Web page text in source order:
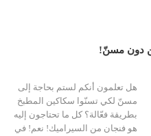
دون مسنّ!
هل تعلمون أنكم لستم بحاجة إلى
مسنّ لكي تسنّوا سكاكين المطبخ
بطريقة فعّالة؟ كل ما تحتاجون إليه
هو فنجان من السيراميك! نعم! في